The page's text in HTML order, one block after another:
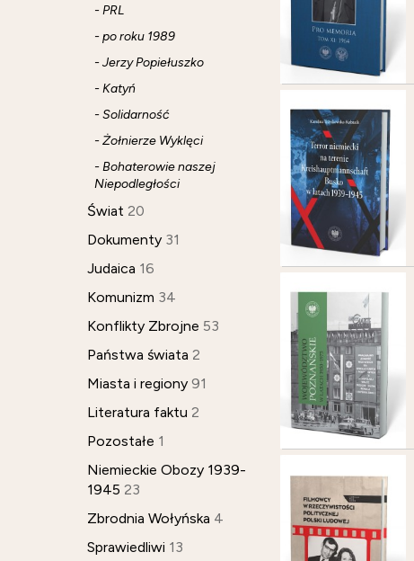
- PRL
- po roku 1989
- Jerzy Popiełuszko
- Katyń
- Solidarność
- Żołnierze Wyklęci
- Bohaterowie naszej
Niepodległości
Świat 20
Dokumenty 31
Judaica 16
Komunizm 34
Konflikty Zbrojne 53
Państwa świata 2
Miasta i regiony 91
Literatura faktu 2
Pozostałe 1
Niemieckie Obozy 1939-
1945 23
Zbrodnia Wołyńska 4
Sprawiedliwi 13